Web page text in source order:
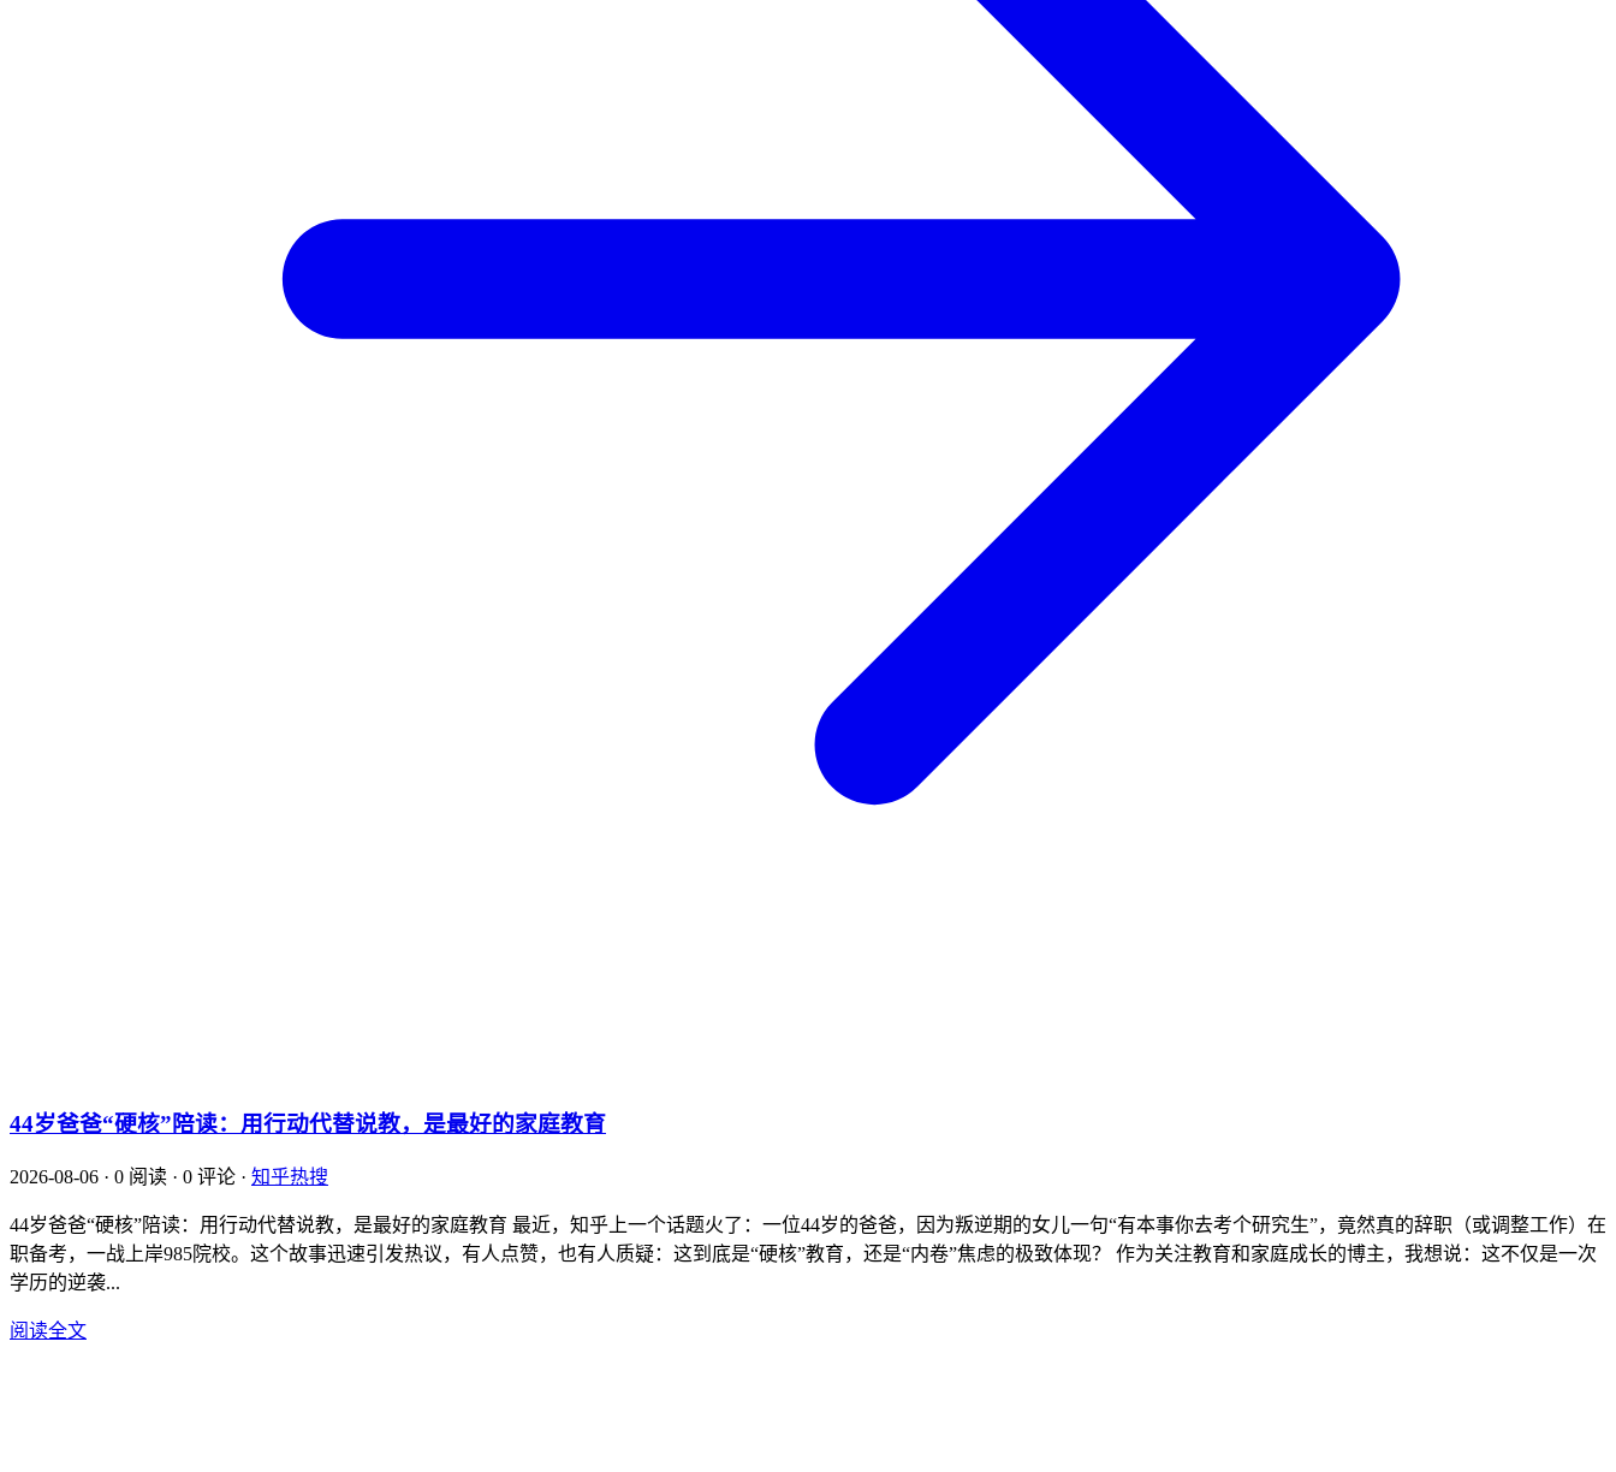
44岁爸爸“硬核”陪读：用行动代替说教，是最好的家庭教育
2026-08-06 · 0 阅读 · 0 评论 · 知乎热搜
44岁爸爸“硬核”陪读：用行动代替说教，是最好的家庭教育 最近，知乎上一个话题火了：一位44岁的爸爸，因为叛逆期的女儿一句“有本事你去考个研究生”，竟然真的辞职（或调整工作）在
职备考，一战上岸985院校。这个故事迅速引发热议，有人点赞，也有人质疑：这到底是“硬核”教育，还是“内卷”焦虑的极致体现？ 作为关注教育和家庭成长的博主，我想说：这不仅是一次
学历的逆袭...
阅读全文